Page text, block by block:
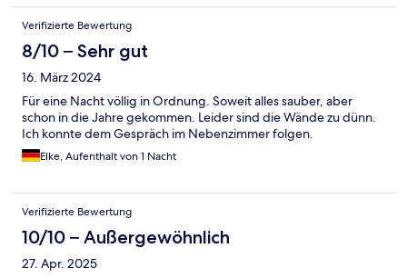
Verifizierte Bewertung
8/10 – Sehr gut
16. März 2024
Für eine Nacht völlig in Ordnung. Soweit alles sauber, aber
schon in die Jahre gekommen. Leider sind die Wände zu dünn.
Ich konnte dem Gespräch im Nebenzimmer folgen.
Elke, Aufenthalt von 1 Nacht
Verifizierte Bewertung
10/10 – Außergewöhnlich
27. Apr. 2025